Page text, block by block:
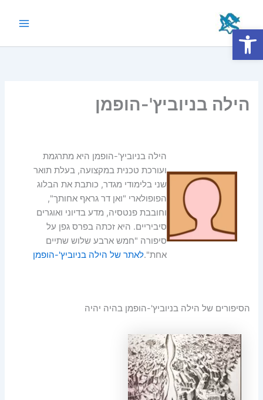
הילה בניוביץ'-הופמן
הילה בניוביץ'-הופמן היא מתרגמת
ועורכת טכנית במקצועה, בעלת תואר
שני בלימודי מגדר, כותבת את הבלוג
הפופולארי "ואן דר גראף אחותך",
וחובבת פנטסיה, מדע בדיוני ואוגרים
סיביריים. היא זכתה בפרס גפן על
סיפורה "חמש ארבע שלוש שתיים
אחת".לאתר של הילה בניוביץ'-הופמן
הסיפורים של הילה בניוביץ'-הופמן בהיה יהיה
פתח סרגל נגישות